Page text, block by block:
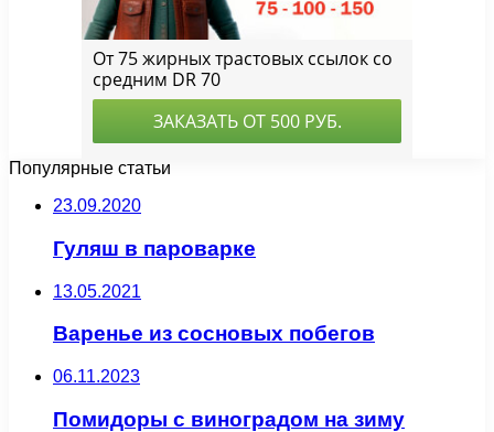
Популярные статьи
23.09.2020
Гуляш в пароварке
13.05.2021
Варенье из сосновых побегов
06.11.2023
Помидоры с виноградом на зиму